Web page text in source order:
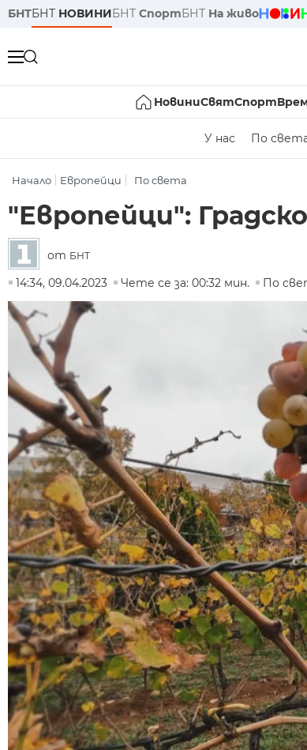
БНТБНТ НОВИНИБНТ СпортБНТ На живо
НовиниСвятСпорт
У нас По
Начало Европейци По света
"Европейци":
от БНТ
14:34, 09.04.2023
Чете се за: 00:32 мин. По